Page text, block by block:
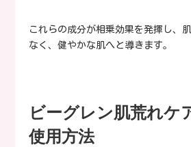
これらの成分が相乗効果を発揮し、
なく、健やかな肌へと導きます。
ビーグレン肌荒れケ
使用方法